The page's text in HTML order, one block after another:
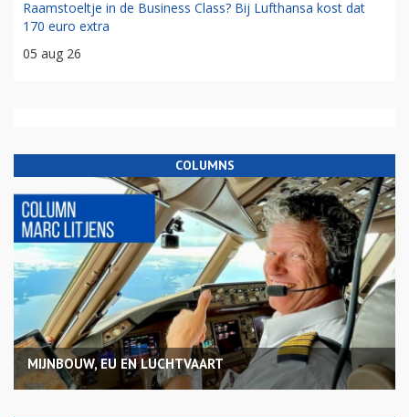
Raamstoeltje in de Business Class? Bij Lufthansa kost dat
170 euro extra
05 aug 26
COLUMNS
MIJNBOUW, EU EN LUCHTVAART